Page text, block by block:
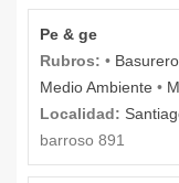
Pe & ge
Rubros: •
Medio Ambiente •
Localidad:
barroso 891